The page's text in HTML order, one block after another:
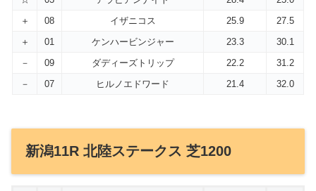
＋
08 イザニコス 25.9
27.5
＋
01 ケンハービンジャー 23.3
30.1
－
09 ダディーズトリップ 22.2
31.2
－
07 ヒルノエドワード 21.4 32.0
新潟11R 北陸ステークス 芝1200